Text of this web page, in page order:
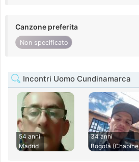
Canzone preferita
Non specificato
Incontri Uomo Cundinamarca
54 anni
Madrid
34 anni
Bogotá (Chapine